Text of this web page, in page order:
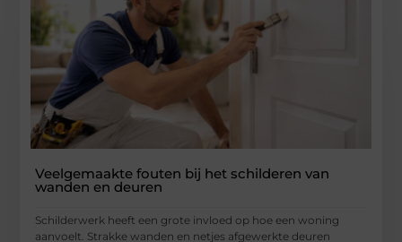
Veelgemaakte fouten bij het schilderen van
wanden en deuren
Schilderwerk heeft een grote invloed op hoe een woning
aanvoelt. Strakke wanden en netjes afgewerkte deuren